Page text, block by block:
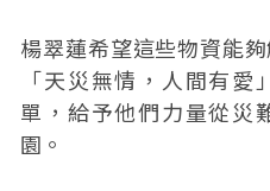
楊翠蓮希望這些物資能
「天災無情，人間有
單，給予他們力量從災
園。